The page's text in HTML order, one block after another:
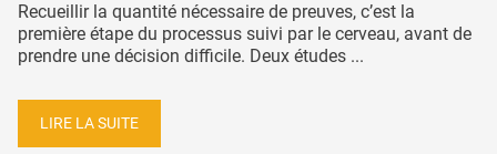
Recueillir la quantité nécessaire de preuves, c’est la
première étape du processus suivi par le cerveau, avant de
prendre une décision difficile. Deux études ...
LIRE LA SUITE